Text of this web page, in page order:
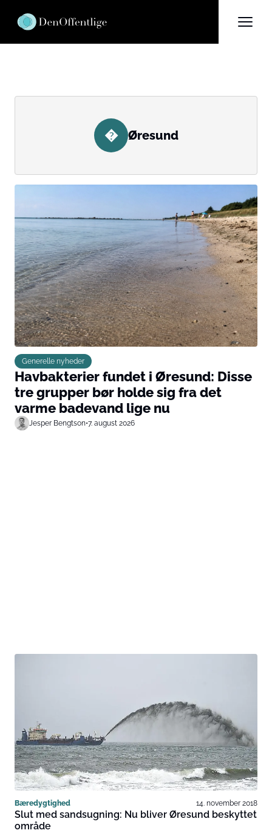
� Øresund
Generelle nyheder
Havbakterier fundet i Øresund: Disse
tre grupper bør holde sig fra det
varme badevand lige nu
Jesper Bengtson•7. august 2026
Bæredygtighed 14. november 2018
Slut med sandsugning: Nu bliver Øresund beskyttet
område